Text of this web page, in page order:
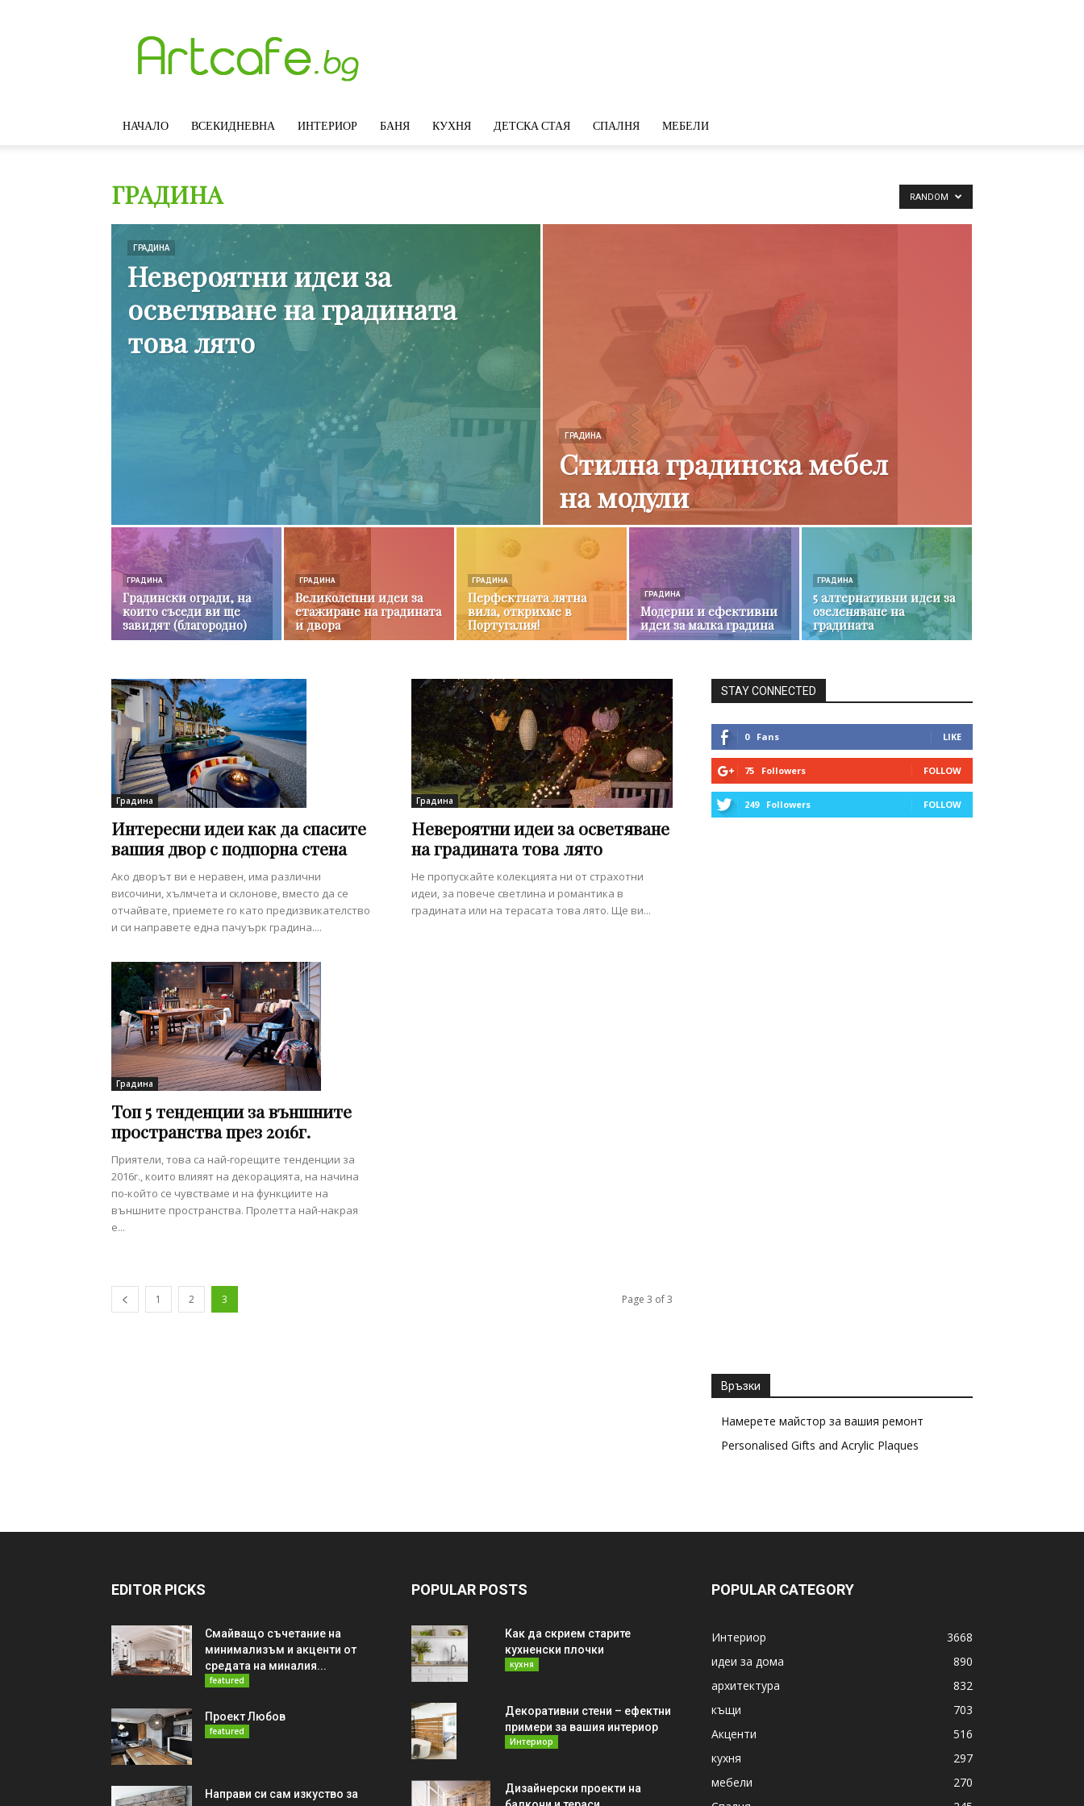
–
Модерни
дизайн,
декорация
на
НАЧАЛО ВСЕКИДНЕВНА ИНТЕРИОР БАНЯ КУХНЯ ДЕТСКА СТАЯ СПАЛНЯ МЕБЕЛИ
ГРАДИНА RANDOM
ГРАДИНА
Невероятни идеи за
осветяване на градината
това лято
ГРАДИНА
Стилна градинска мебел
на модули
ГРАДИНА
Градински огради, на
които съседи ви ще
завидят (благородно)
ГРАДИНА
Великолепни идеи за
етажиране на градината
и двора
ГРАДИНА
Перфектната лятна
вила, открихме в
Португалия!
ГРАДИНА
Модерни и ефективни
идеи за малка градина
ГРАДИНА
5 алтернативни идеи за
озеленяване на
градината
Градина
Интересни идеи как да спасите
вашия двор с подпорна стена
Ако дворът ви е неравен, има различни
височини, хълмчета и склонове, вместо да се
отчайвате, приемете го като предизвикателство
и си направете една пачуърк градина....
Градина
Невероятни идеи за осветяване
на градината това лято
Не пропускайте колекцията ни от страхотни
идеи, за повече светлина и романтика в
градината или на терасата това лято. Ще ви...
Градина
Топ 5 тенденции за външните
пространства през 2016г.
Приятели, това са най-горещите тенденции за
2016г., които влияят на декорацията, на начина
по-който се чувстваме и на функциите на
външните пространства. Пролетта най-накрая
е...
1 2 3 Page 3 of 3
STAY CONNECTED
0 Fans LIKE
75 Followers FOLLOW
249 Followers FOLLOW
Връзки
Намерете майстор за вашия ремонт
Personalised Gifts and Acrylic Plaques
EDITOR PICKS
Смайващо съчетание на
минимализъм и акценти от
средата на миналия...
featured
Проект Любов
featured
Направи си сам изкуство за
POPULAR POSTS
Как да скрием старите
кухненски плочки
кухня
Декоративни стени – ефектни
примери за вашия интериор
Интериор
Дизайнерски проекти на
POPULAR CATEGORY
Интериор
3668
идеи за дома
890
архитектура
832
къщи
703
Акценти
516
кухня
297
мебели
270